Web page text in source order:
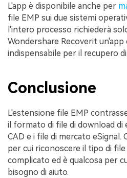
L'app è disponibile anche per
file EMP sui due sistemi
l'intero processo richiederà
Wondershare Recoverit un'app
indispensabile per il recupero
Conclusione
L'estensione file EMP
il formato di file di download di
CAD e i file di mercato eSignal.
per cui riconoscere il tipo di
complicato ed è qualcosa per
bisogno di aiuto.